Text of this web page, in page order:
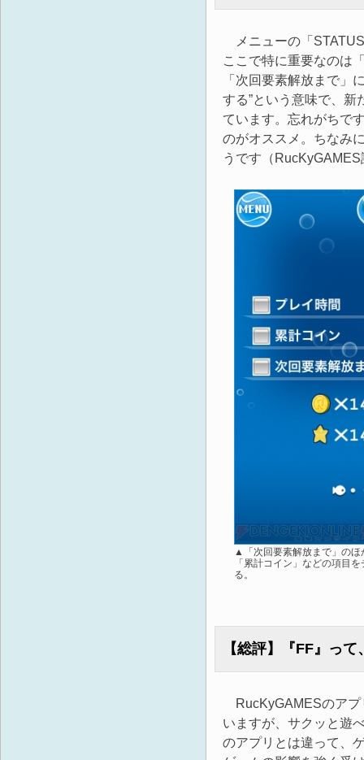
メニューの「
ここで特に重要なのは
「次回要素解放まで」
する”という意味で、
ています。忘れがちで
のがオススメ。ちなみ
うです（
▲「次回要素解放まで」のほ
「累計コイン」などの項目
る。
【総評】『FF』っ
RucKyGAMESのアプ
いますが、サクッと遊
のアプリとは違って、